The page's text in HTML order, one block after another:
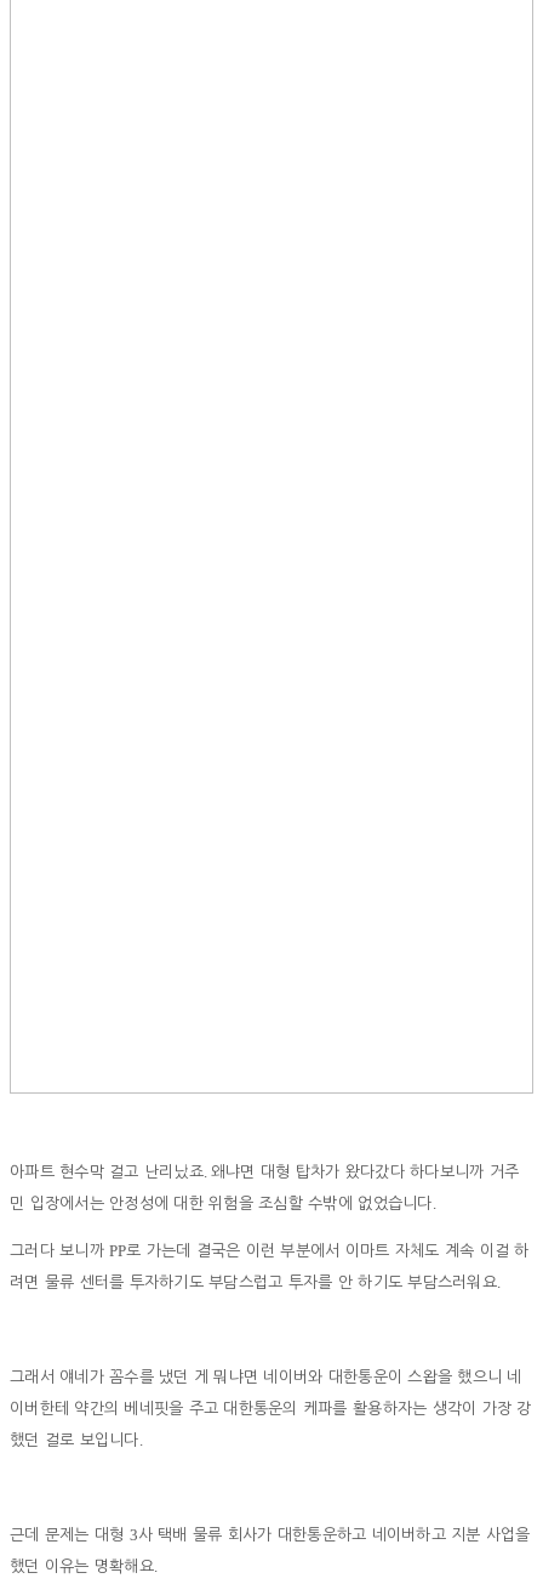
아파트 현수막 걸고 난리났죠. 왜냐면 대형 탑차가 왔다갔다 하다보니까 거주
민 입장에서는 안정성에 대한 위험을 조심할 수밖에 없었습니다.
그러다 보니까PP로 가는데 결국은 이런 부분에서 이마트 자체도 계속 이걸 하
려면 물류 센터를 투자하기도 부담스럽고 투자를 안 하기도 부담스러워요.
그래서 얘네가 꼼수를 냈던 게 뭐냐면 네이버와 대한통운이 스왑을 했으니 네
이버한테 약간의 베네핏을 주고 대한통운의 케파를 활용하자는 생각이 가장 강
했던 걸로 보입니다.
근데 문제는 대형 3사 택배 물류 회사가 대한통운하고 네이버하고 지분 사업을
했던 이유는 명확해요.